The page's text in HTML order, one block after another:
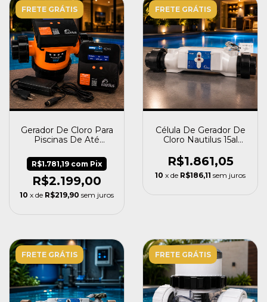
FRETE GRÁTIS
Gerador De Cloro Para
Piscinas De Até
R$2.199,00
R$1.781,19 com Pix
10 x de R$219,90 sem juros
FRETE GRÁTIS
Célula De Gerador De
Cloro Nautilus 15al
R$1.861,05
10 x de R$186,11 sem juros
FRETE GRÁTIS FRETE GRÁTIS